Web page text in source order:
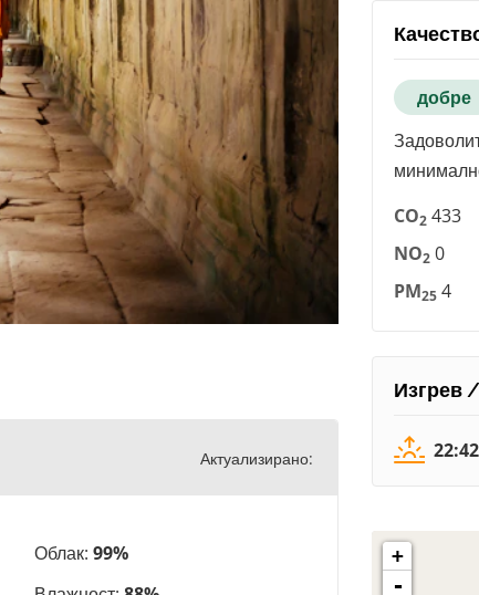
Актуализирано:
Облак: 99%
добре
CO2 433
NO2 0
PM25 4
Изгрев
22:42
+
-